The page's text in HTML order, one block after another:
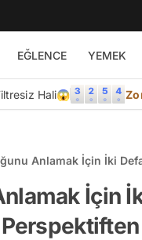
EĞLENCE YEMEK
Hali😱
Anlamak İçin İki
İçin